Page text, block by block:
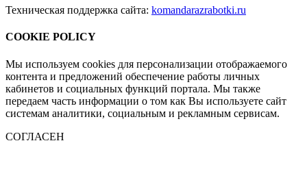
Техническая поддержка сайта: komandarazrabotki.ru
COOKIE POLICY
Мы используем cookies для персонализации отображаемого
контента и предложений обеспечение работы личных
кабинетов и социальных функций портала. Мы также
передаем часть информации о том как Вы используете сайт
системам аналитики, социальным и рекламным сервисам.
СОГЛАСЕН